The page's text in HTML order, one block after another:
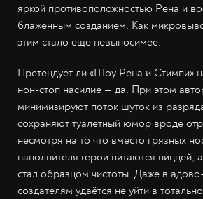
яркой противоположностью Рена и
блаженным созданием. Как
этим стало ещё невыносимее.
Претендует ли «Шоу Рена и Стимпи»
нон-стоп насилие — да. При этом
минимизируют поток шуток из
сохраняют туалетный юмор вроде
несмотря на то что вместо грязных
наполнителя герои питаются пиццей,
стал образцом чистоты. Даже в
создателям удаётся не уйти в